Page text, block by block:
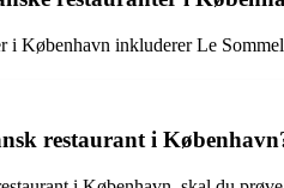
i København inkluderer Le
restaurant i